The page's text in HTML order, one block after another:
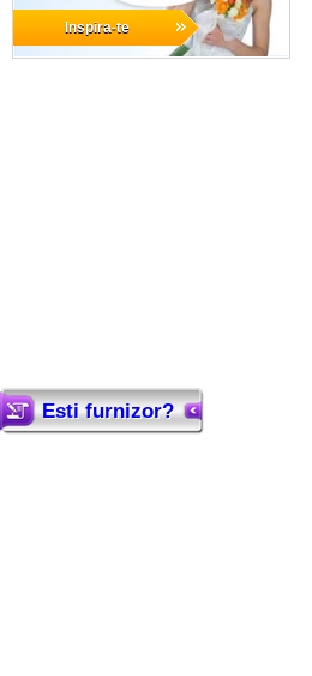
Esti furnizor?
Inspira-te